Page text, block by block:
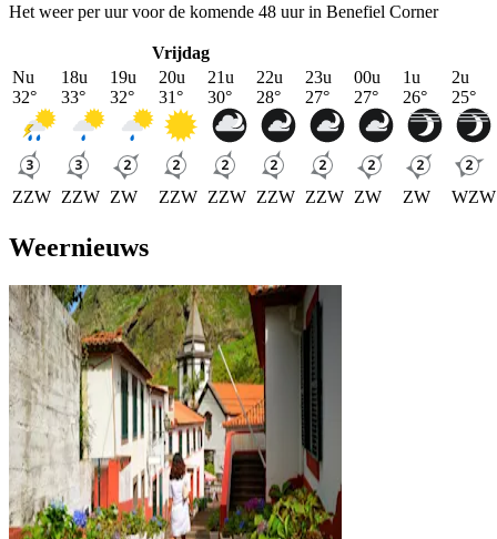
Het weer per uur voor de komende 48 uur in Benefiel Corner
Vrijdag
Nu
32°
ZZW
18u
33°
ZZW
19u
32°
ZW
20u
31°
ZZW
21u
30°
ZZW
22u
28°
ZZW
23u
27°
ZZW
00u
27°
ZW
1u
26°
ZW
2u
25°
WZW
Weernieuws